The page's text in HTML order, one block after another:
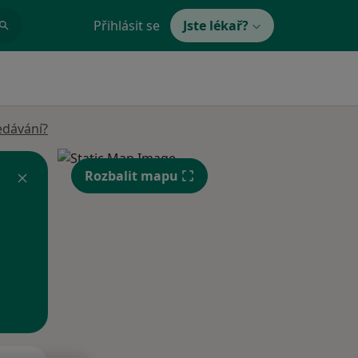
Přihlásit se Jste lékař?
Rozbalit mapu